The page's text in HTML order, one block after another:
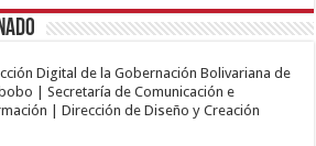
Digital de la Gobernación Bolivariana de
| Secretaría de Comunicación e
| Dirección de Diseño y Creación